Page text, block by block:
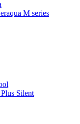
M series
Silent